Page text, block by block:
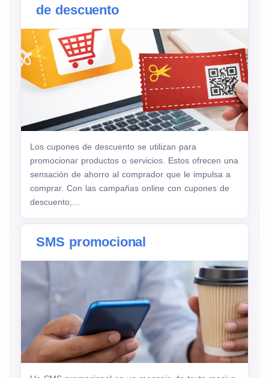
de descuento
Los cupones de descuento se utilizan para
promocionar productos o servicios. Estos ofrecen una
sensación de ahorro al comprador que le impulsa a
comprar. Con las campañas online con cupones de
descuento,...
SMS promocional